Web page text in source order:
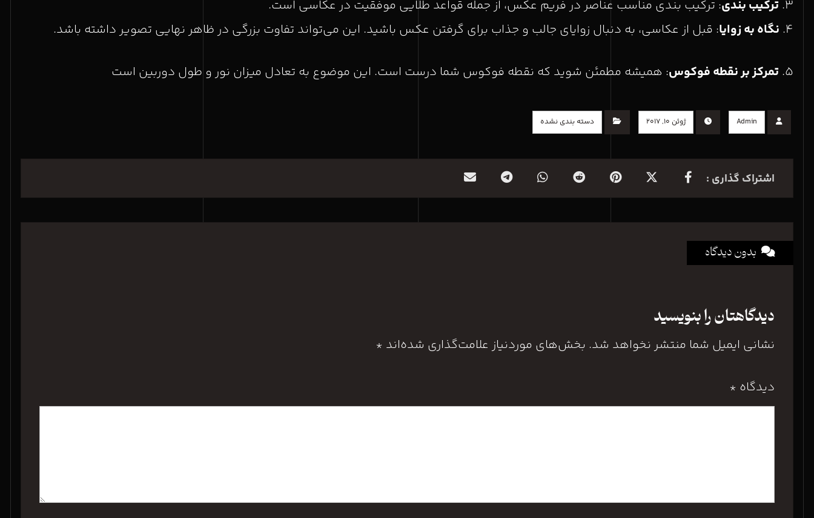
۳. ترکیب بندی: ترکیب بندی مناسب عناصر در فریم عکس، از جمله قواعد طلایی موفقیت در عکاسی است.
۴. نگاه به زوایا: قبل از عکاسی، به دنبال زوایای جالب و جذاب برای گرفتن عکس باشید. این می‌تواند تفاوت بزرگی در ظاهر نهایی تصویر داشته باشد.
۵. تمرکز بر نقطه فوکوس: همیشه مطمئن شوید که نقطه فوکوس شما درست است. این موضوع به تعادل میزان نور و طول دوربین است
Admin ژوئن ۱۰, ۲۰۱۷ دسته بندی نشده
بدون دیدگاه
دیدگاهتان را بنویسید
نشانی ایمیل شما منتشر نخواهد شد. بخش‌های موردنیاز علامت‌گذاری شده‌اند *
دیدگاه *